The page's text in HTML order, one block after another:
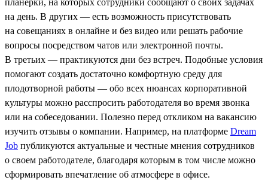
на день. В других — есть возможность присутствовать
на совещаниях в онлайне и без видео или решать рабочие
вопросы посредством чатов или электронной почты.
В третьих — практикуются дни без встреч. Подобные условия
помогают создать достаточно комфортную среду для
плодотворной работы — обо всех нюансах корпоративной
культуры можно расспросить работодателя во время звонка
или на собеседовании. Полезно перед откликом на вакансию
изучить отзывы о компании. Например, на платформе Dream
Job публикуются актуальные и честные мнения сотрудников
о своем работодателе, благодаря которым в том числе можно
сформировать впечатление об атмосфере в офисе.